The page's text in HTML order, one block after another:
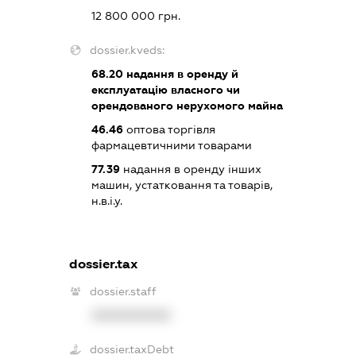
12 800 000 грн.
dossier.kveds:
68.20надання в оренду й
експлуатацію власного чи
орендованого нерухомого майна
46.46оптова торгівля
фармацевтичними товарами
77.39надання в оренду інших
машин, устатковання та товарів,
н.в.і.у.
dossier.tax
dossier.staff
dossier.taxDebt